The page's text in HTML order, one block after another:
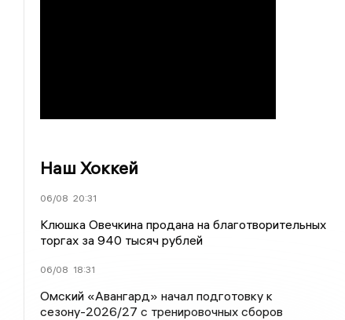
Наш Хоккей
06/08 20:31
Клюшка Овечкина продана на благотворительных
торгах за 940 тысяч рублей
06/08 18:31
Омский «Авангард» начал подготовку к
сезону-2026/27 с тренировочных сборов